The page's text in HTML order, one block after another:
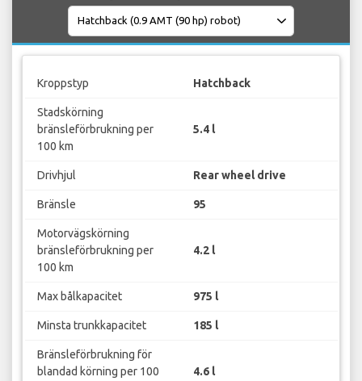
Kroppstyp Hatchback
Stadskörning
bränsleförbrukning per
100 km
5.4 l
Drivhjul Rear wheel drive
Bränsle 95
Motorvägskörning
bränsleförbrukning per
100 km
4.2 l
Max bålkapacitet 975 l
Minsta trunkkapacitet 185 l
Bränsleförbrukning för
blandad körning per 100
4.6 l